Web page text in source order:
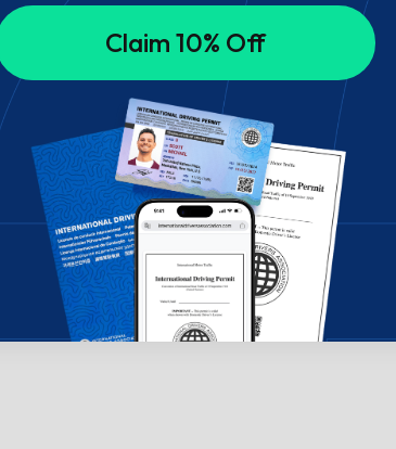
Claim 10% Off